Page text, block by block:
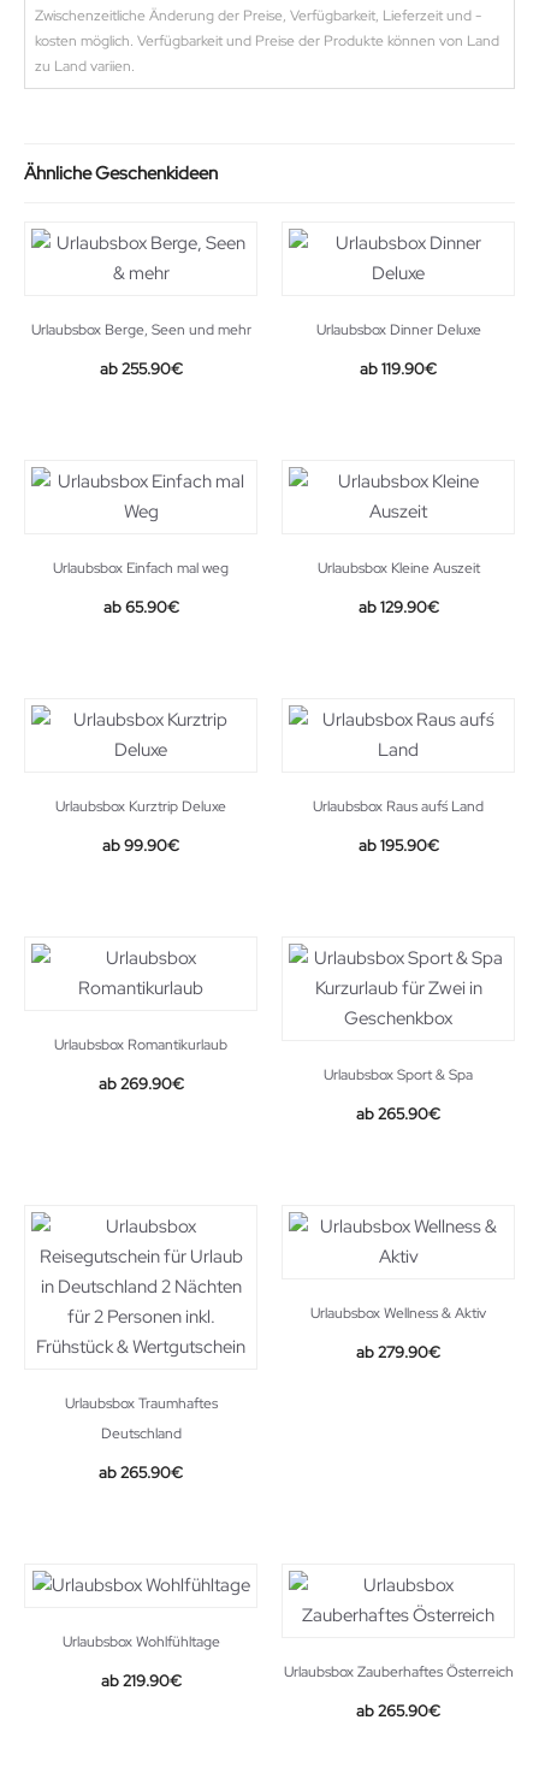
Zwischenzeitliche Änderung der Preise, Verfügbarkeit, Lieferzeit und -
kosten möglich. Verfügbarkeit und Preise der Produkte können von Land
zu Land variien.
Ähnliche Geschenkideen
Urlaubsbox Berge, Seen und mehr
255.90€
Urlaubsbox Dinner Deluxe
119.90€
Urlaubsbox Einfach mal weg
65.90€
Urlaubsbox Kleine Auszeit
129.90€
Urlaubsbox Kurztrip Deluxe
99.90€
Urlaubsbox Raus auf´s Land
195.90€
Urlaubsbox Romantikurlaub
269.90€ Urlaubsbox Sport & Spa
265.90€
Urlaubsbox Traumhaftes
Deutschland
265.90€
Urlaubsbox Wellness & Aktiv
279.90€
Urlaubsbox Wohlfühltage
219.90€ Urlaubsbox Zauberhaftes Österreich
265.90€